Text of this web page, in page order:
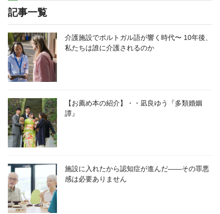
記事一覧
介護施設でポルトガル語が響く時代〜 10年後、
私たちは誰に介護されるのか
【お薦め本の紹介】・・凪良ゆう『多類婚姻
譚』
施設に入れたから認知症が進んだ――その罪悪
感は必要ありません